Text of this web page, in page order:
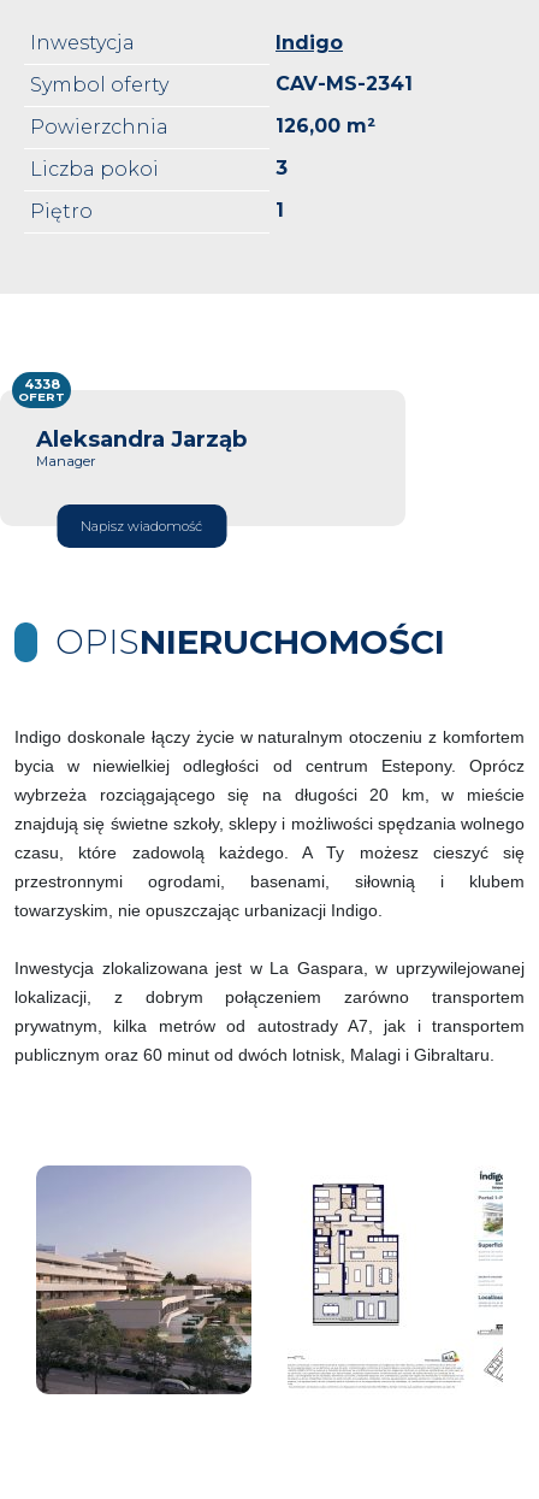
Inwestycja
Indigo
Symbol oferty
CAV-MS-2341
Powierzchnia
126,00 m²
Liczba pokoi
3
Piętro
1
Aleksandra Jarząb
Manager
Napisz wiadomość
4338
OFERT
OPISNIERUCHOMOŚCI
Indigo doskonale łączy życie w naturalnym otoczeniu z komfortem
bycia w niewielkiej odległości od centrum Estepony. Oprócz
wybrzeża rozciągającego się na długości 20 km, w mieście
znajdują się świetne szkoły, sklepy i możliwości spędzania wolnego
czasu, które zadowolą każdego. A Ty możesz cieszyć się
przestronnymi ogrodami, basenami, siłownią i klubem
towarzyskim, nie opuszczając urbanizacji Indigo.
Inwestycja zlokalizowana jest w La Gaspara, w uprzywilejowanej
lokalizacji, z dobrym połączeniem zarówno transportem
prywatnym, kilka metrów od autostrady A7, jak i transportem
publicznym oraz 60 minut od dwóch lotnisk, Malagi i Gibraltaru.